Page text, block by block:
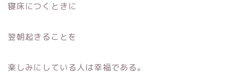
寝床につくときに
翌朝起きることを
楽しみにしている人は幸福である。